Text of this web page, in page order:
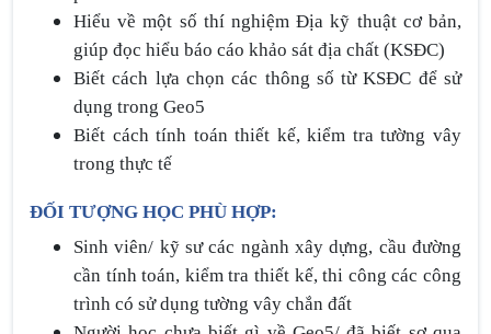
Hiểu về một số thí nghiệm Địa kỹ thuật cơ bản,
giúp đọc hiểu báo cáo khảo sát địa chất (KSĐC)
Biết cách lựa chọn các thông số từ KSĐC để sử
dụng trong Geo5
Biết cách tính toán thiết kế, kiểm tra tường vây
trong thực tế
ĐỐI TƯỢNG HỌC PHÙ HỢP:
Sinh viên/ kỹ sư các ngành xây dựng, cầu đường
cần tính toán, kiểm tra thiết kế, thi công các công
trình có sử dụng tường vây chắn đất